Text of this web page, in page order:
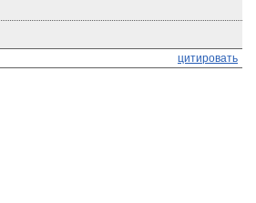
цитировать